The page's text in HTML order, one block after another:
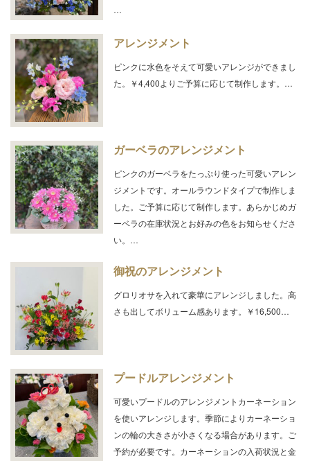
…
アレンジメント
ピンクに水色をそえて可愛いアレンジができまし
た。￥4,400よりご予算に応じて制作します。…
ガーベラのアレンジメント
ピンクのガーベラをたっぷり使った可愛いアレン
ジメントです。オールラウンドタイプで制作しま
した。ご予算に応じて制作します。あらかじめガ
ーベラの在庫状況とお好みの色をお知らせくださ
い。…
御祝のアレンジメント
グロリオサを入れて豪華にアレンジしました。高
さも出してボリューム感あります。￥16,500…
プードルアレンジメント
可愛いプードルのアレンジメントカーネーション
を使いアレンジします。季節によりカーネーショ
ンの輪の大きさが小さくなる場合があります。ご
予約が必要です。カーネーションの入荷状況と金